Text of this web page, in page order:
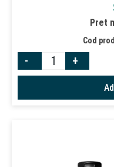
Pret
Cod
- +